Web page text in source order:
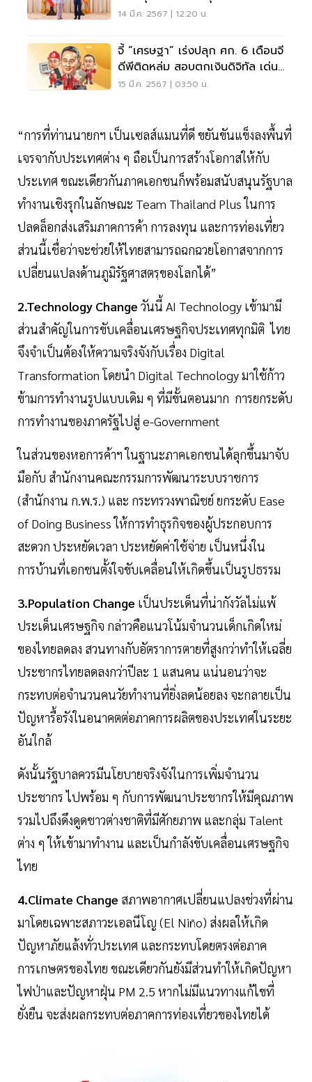
คอนดักเตอร์ EV
14 มี.ค. 2567 | 12:20 น.
จี้ “เศรษฐา” เร่งปลุก ศก. 6 เดือนจี
ดีพีติดหล่ม สอบตกเงินดิจิทัล เด่น
เซลส์แมน
15 มี.ค. 2567 | 03:50 น.
“การที่ท่านนายกฯ เป็นเซลส์แมนที่ดี ขยันขันแข็งลงพื้นที่
เจรจากับประเทศต่าง ๆ ถือเป็นการสร้างโอกาสให้กับ
ประเทศ ขณะเดียวกันภาคเอกชนก็พร้อมสนับสนุนรัฐบาล
ทำงานเชิงรุกในลักษณะ Team Thailand Plus ในการ
ปลดล็อกส่งเสริมภาคการค้า การลงทุน และการท่องเที่ยว
ส่วนนี้เชื่อว่าจะช่วยให้ไทยสามารถฉกฉวยโอกาสจากการ
เปลี่ยนแปลงด้านภูมิรัฐศาสตรฺของโลกได้”
2.Technology Change วันนี้ AI Technology เข้ามามี
ส่วนสำคัญในการขับเคลื่อนเศรษฐกิจประเทศทุกมิติ ไทย
จึงจำเป็นต้องให้ความจริงจังกับเรื่อง Digital
Transformation โดยนำ Digital Technology มาใช้ก้าว
ข้ามการทำงานรูปแบบเดิม ๆ ที่มีขั้นตอนมาก การยกระดับ
การทำงานของภาครัฐไปสู่ e-Government
ในส่วนของหอการค้าฯ ในฐานะภาคเอกชนได้ลุกขึ้นมาจับ
มือกับ สำนักงานคณะกรรมการพัฒนาระบบราชการ
(สำนักงาน ก.พ.ร.) และ กระทรวงพาณิชย์ ยกระดับ Ease
of Doing Business ให้การทำธุรกิจของผู้ประกอบการ
สะดวก ประหยัดเวลา ประหยัดค่าใช้จ่าย เป็นหนึ่งใน
การบ้านที่เอกชนตั้งใจขับเคลื่อนให้เกิดขึ้นเป็นรูปธรรม
3.Population Change เป็นประเด็นที่น่ากังวัลไม่แพ้
ประเด็นเศรษฐกิจ กล่าวคือแนวโน้มจำนวนเด็กเกิดใหม่
ของไทยลดลง สวนทางกับอัตราการตายที่สูงกว่าทำให้เฉลี่ย
ประชากรไทยลดลงกว่าปีละ 1 แสนคน แน่นอนว่าจะ
กระทบต่อจำนวนคนวัยทำงานที่ยิ่งลดน้อยลง จะกลายเป็น
ปัญหารื้อรังในอนาคตต่อภาคการผลิตของประเทศในระยะ
อันใกล้
ดังนั้นรัฐบาลควรมีนโยบายจริงจังในการเพิ่มจำนวน
ประชากร ไปพร้อม ๆ กับการพัฒนาประชากรให้มีคุณภาพ
รวมไปถึงดึงดูดชาวต่างชาติที่มีศักยภาพ และกลุ่ม Talent
ต่าง ๆ ให้เข้ามาทำงาน และเป็นกำลังขับเคลื่อนเศรษฐกิจ
ไทย
4.Climate Change สภาพอากาศเปลี่ยนแปลงช่วงที่ผ่าน
มาโดยเฉพาะสภาวะเอลนีโญ (El Niño) ส่งผลให้เกิด
ปัญหาภัยแล้งทั่วประเทศ และกระทบโดยตรงต่อภาค
การเกษตรของไทย ขณะเดียวกันยังมีส่วนทำให้เกิดปัญหา
ไฟป่าและปัญหาฝุ่น PM 2.5 หากไม่มีแนวทางแก้ไขที่
ยั่งยืน จะส่งผลกระทบต่อภาคการท่องเที่ยวของไทยได้